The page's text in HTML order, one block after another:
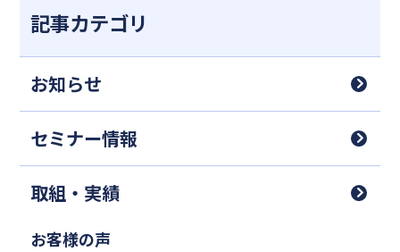
記事カテゴリ
お知らせ
セミナー情報
取組・実績
お客様の声